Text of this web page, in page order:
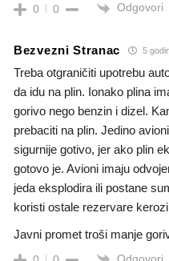
0 0 Odgovori
Bezvezni Stranac 5
Treba otgraničiti upotrebu
da idu na plin. Ionako plina
gorivo nego benzin i dizel.
prebaciti na plin. Jedino
sigurnije gotivo, jer ako plin
gotovo je. Avioni imaju
jeda eksplodira ili postane
koristi ostale rezervare
Javni promet troši manje
Odgovori